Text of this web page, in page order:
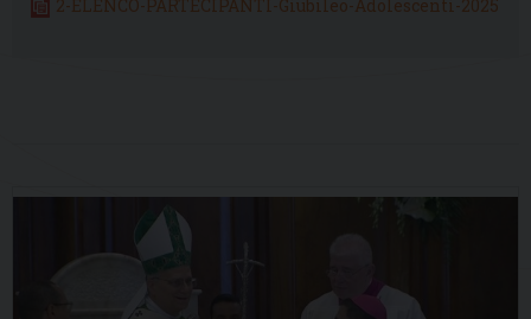
2-ELENCO-PARTECIPANTI-Giubileo-Adolescenti-2025